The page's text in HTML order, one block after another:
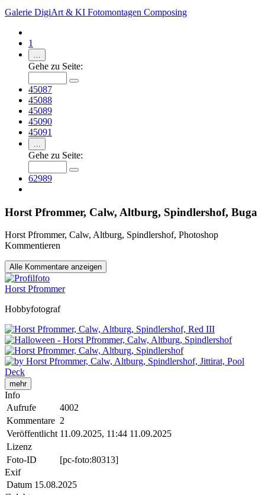
Galerie DigiArt & KI Fotomontagen Composing
1
…
Gehe zu Seite:
45087
45088
45089
45090
45091
…
Gehe zu Seite:
62989
Horst Pfrommer, Calw, Altburg, Spindlershof, Buga
Horst Pfrommer, Calw, Altburg, Spindlershof, Photoshop
Kommentieren
Alle Kommentare anzeigen
Horst Pfrommer
Hobbyfotograf
mehr
Info
Aufrufe
4002
Kommentare 2
Veröffentlicht 11.09.2025, 11:44 11.09.2025
Lizenz
Foto-ID
[pc-foto:80313]
Exif
Datum 15.08.2025